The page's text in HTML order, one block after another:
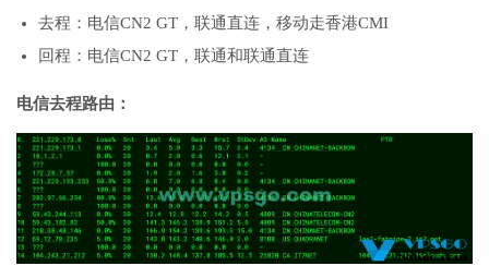
去程：电信CN2 GT，联通直连，移动走香港CMI
回程：电信CN2 GT，联通和联通直连
电信去程路由：